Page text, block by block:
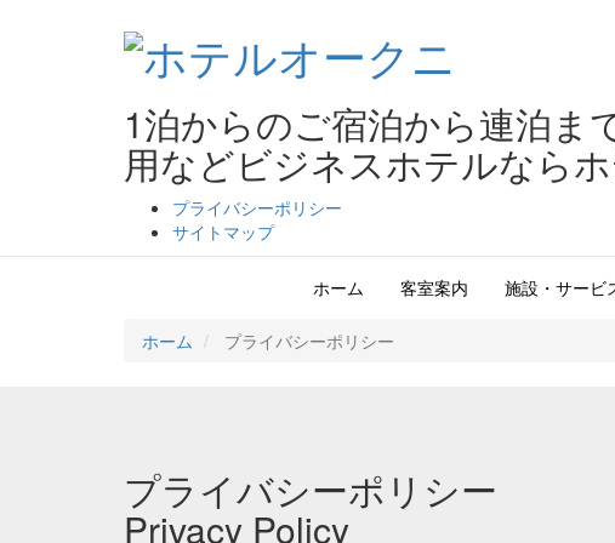
1泊からのご宿泊から連泊ま
用などビジネスホテルなら
プライバシーポリシー
サイトマップ
ホーム 客室案内 施設・サービ
ホーム プライバシーポリシー
プライバシーポリシー
Privacy Policy